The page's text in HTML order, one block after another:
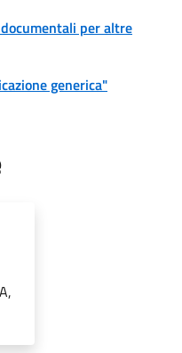
per altre
generica"